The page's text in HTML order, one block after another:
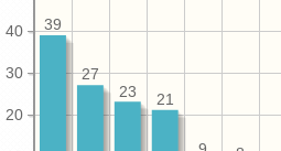
20
30
40
21
23
27
39